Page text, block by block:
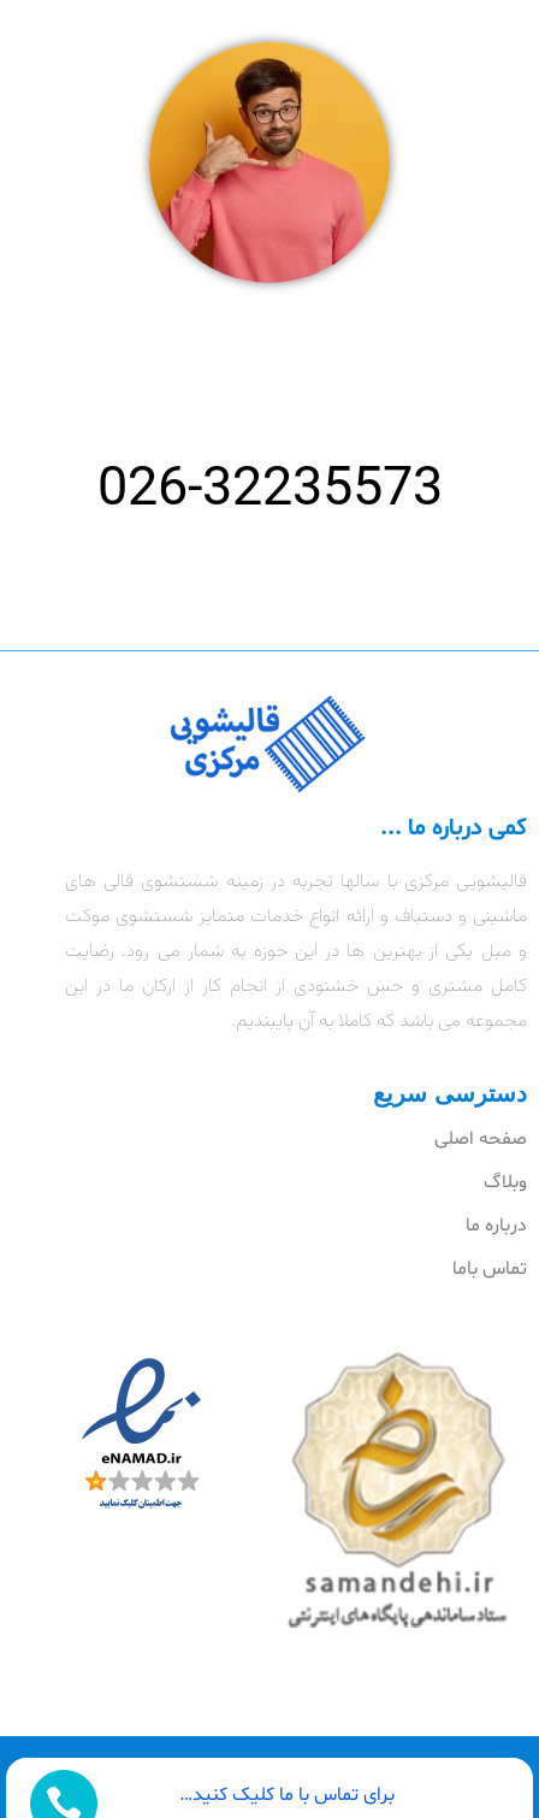
026-32235573
کمی درباره ما ...
قالیشویی مرکزی با سالها تجربه در زمینه شستشوی قالی های
ماشینی و دستباف و ارائه انواع خدمات متمایز شستشوی موکت
و مبل یکی از بهترین ها در این حوزه به شمار می رود. رضایت
کامل مشتری و حس خشنودی از انجام کار از ارکان ما در این
مجموعه می باشد که کاملا به آن پایبندیم.
دسترسی سریع
صفحه اصلی
وبلاگ
درباره ما
تماس باما
برای تماس با ما کلیک کنید…